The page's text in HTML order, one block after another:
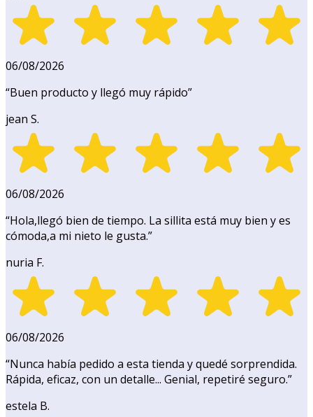
06/08/2026
“Buen producto y llegó muy rápido”
jean S.
06/08/2026
“Hola,llegó bien de tiempo. La sillita está muy bien y es
cómoda,a mi nieto le gusta.”
nuria F.
06/08/2026
“Nunca había pedido a esta tienda y quedé sorprendida.
Rápida, eficaz, con un detalle... Genial, repetiré seguro.”
estela B.